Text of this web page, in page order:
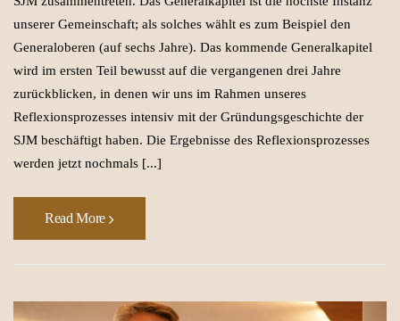
unserer Gemeinschaft; als solches wählt es zum Beispiel den
Generaloberen (auf sechs Jahre). Das kommende Generalkapitel
wird im ersten Teil bewusst auf die vergangenen drei Jahre
zurückblicken, in denen wir uns im Rahmen unseres
Reflexionsprozesses intensiv mit der Gründungsgeschichte der
SJM beschäftigt haben. Die Ergebnisse des Reflexionsprozesses
werden jetzt nochmals [...]
Read More